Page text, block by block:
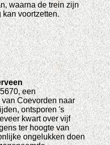
waarna de trein zijn
kan voortzetten.
een
Coevorden naar
ontsporen 's
kwart over vijf
ter hoogte van
ongelukken doen